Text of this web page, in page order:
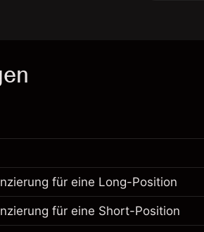
das Traden
für eine Long-Position
für eine Short-Position